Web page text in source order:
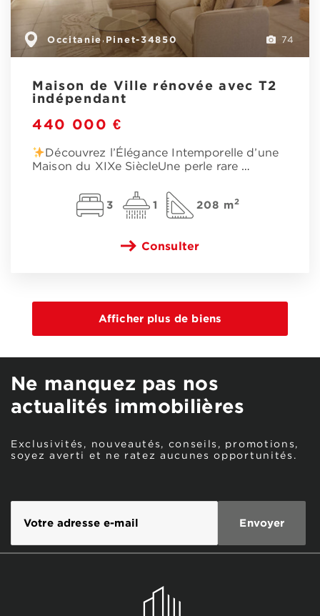
74
Occitanie , Pinet-34850
Maison de Ville rénovée avec T2
indépendant
440 000 €
Découvrez l’Élégance Intemporelle d’une
Maison du XIXe SiècleUne perle rare …
3 1 208 m2
Consulter
Ne manquez pas nos
actualités immobilières
Exclusivités, nouveautés, conseils, promotions,
soyez averti et ne ratez aucunes opportunités.